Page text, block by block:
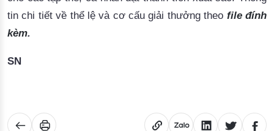
tin chi tiết về thể lệ và cơ cấu giải thưởng theo file đính
kèm.
SN